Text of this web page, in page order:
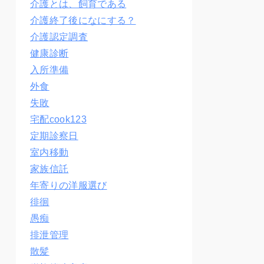
介護とは、飼育である
介護終了後になにする？
介護認定調査
健康診断
入所準備
外食
失敗
宅配cook123
定期診察日
室内移動
家族信託
年寄りの洋服選び
徘徊
愚痴
排泄管理
散髪